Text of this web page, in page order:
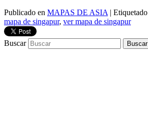
Publicado en MAPAS DE ASIA | Etiquetado
mapa de singapur, ver mapa de singapur
Buscar